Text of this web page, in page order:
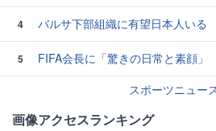
4 バルサ下部組織に有望日本人いる
5
FIFA会長に「驚きの日常と素顔」
スポーツニュー
画像アクセスランキング